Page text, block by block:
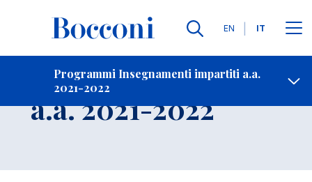
Lingue
EN IT
Programmi Insegnamenti impartiti a.a.
2021-2022
Contatti
Insegnamento
a.a. 2021-2022